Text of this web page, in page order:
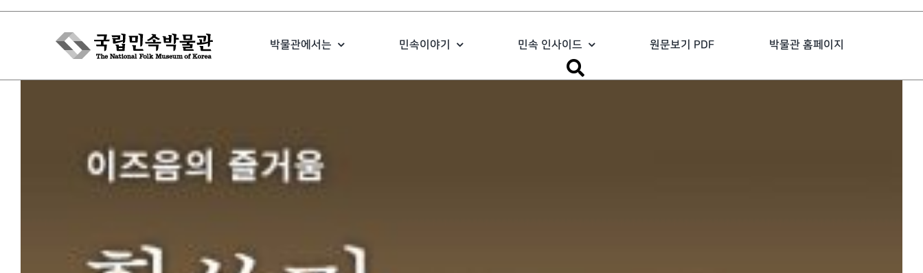
Skip
박물관에서는 민속이야기 민속 인사이드 원문보기 PDF 박물관 홈페이지